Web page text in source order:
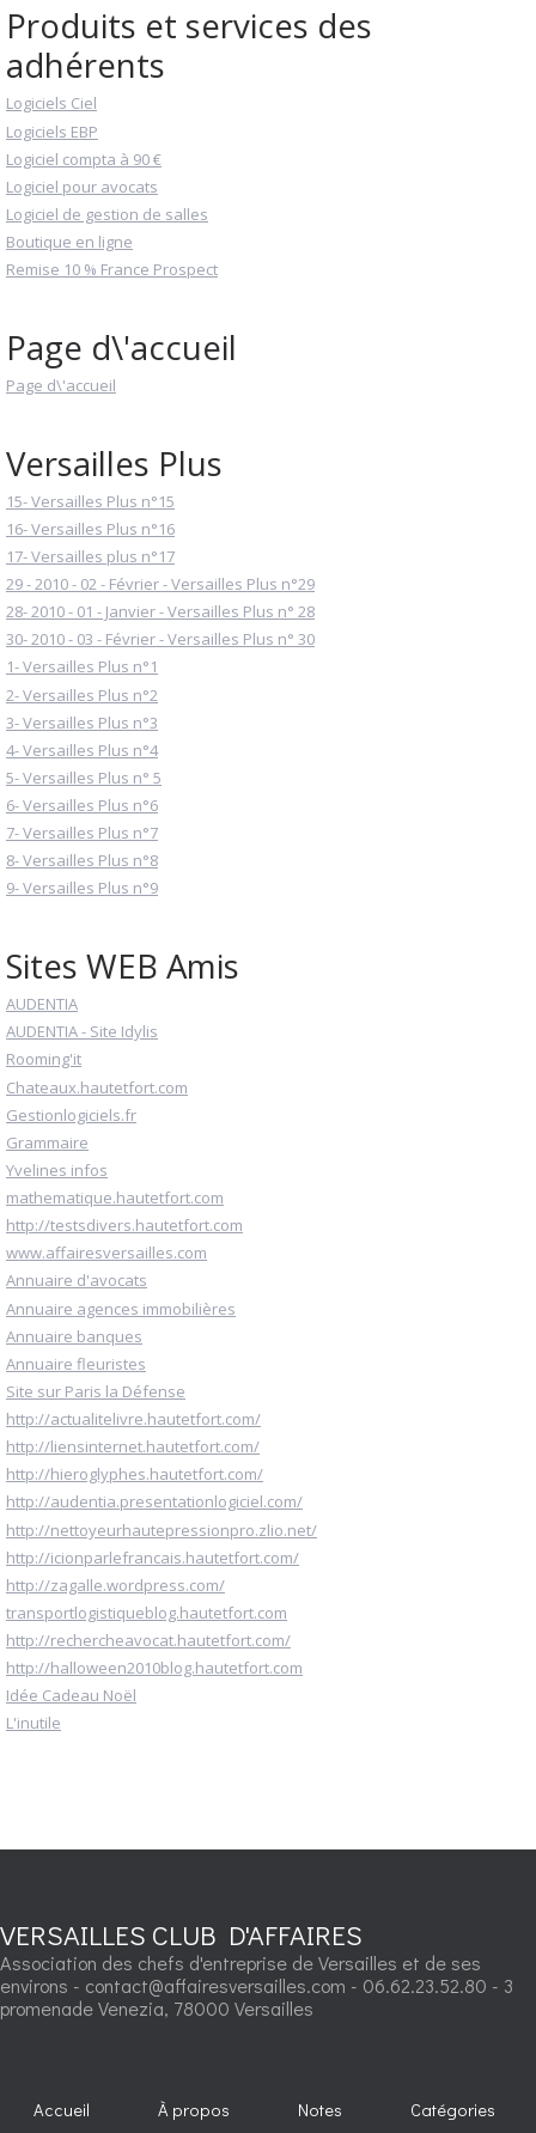
Produits et services des
adhérents
Logiciels Ciel
Logiciels EBP
Logiciel compta à 90 €
Logiciel pour avocats
Logiciel de gestion de salles
Boutique en ligne
Remise 10 % France Prospect
Page d\'accueil
Page d\'accueil
Versailles Plus
15- Versailles Plus n°15
16- Versailles Plus n°16
17- Versailles plus n°17
29 - 2010 - 02 - Février - Versailles Plus n°29
28- 2010 - 01 - Janvier - Versailles Plus n° 28
30- 2010 - 03 - Février - Versailles Plus n° 30
1- Versailles Plus n°1
2- Versailles Plus n°2
3- Versailles Plus n°3
4- Versailles Plus n°4
5- Versailles Plus n° 5
6- Versailles Plus n°6
7- Versailles Plus n°7
8- Versailles Plus n°8
9- Versailles Plus n°9
Sites WEB Amis
AUDENTIA
AUDENTIA - Site Idylis
Rooming'it
Chateaux.hautetfort.com
Gestionlogiciels.fr
Grammaire
Yvelines infos
mathematique.hautetfort.com
http://testsdivers.hautetfort.com
www.affairesversailles.com
Annuaire d'avocats
Annuaire agences immobilières
Annuaire banques
Annuaire fleuristes
Site sur Paris la Défense
http://actualitelivre.hautetfort.com/
http://liensinternet.hautetfort.com/
http://hieroglyphes.hautetfort.com/
http://audentia.presentationlogiciel.com/
http://nettoyeurhautepressionpro.zlio.net/
http://icionparlefrancais.hautetfort.com/
http://zagalle.wordpress.com/
transportlogistiqueblog.hautetfort.com
http://rechercheavocat.hautetfort.com/
http://halloween2010blog.hautetfort.com
Idée Cadeau Noël
L'inutile
VERSAILLES CLUB D'AFFAIRES
Association des chefs d'entreprise de Versailles et de ses
environs - contact@affairesversailles.com - 06.62.23.52.80 - 3
promenade Venezia, 78000 Versailles
Accueil À propos Notes Catégories